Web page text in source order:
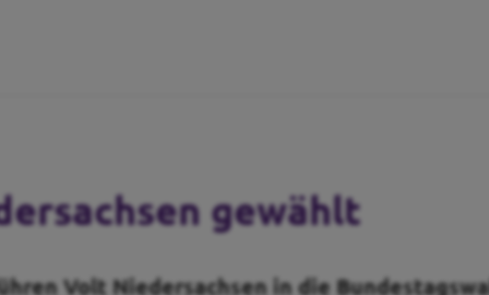
gewählt
Volt Niedersachsen in die